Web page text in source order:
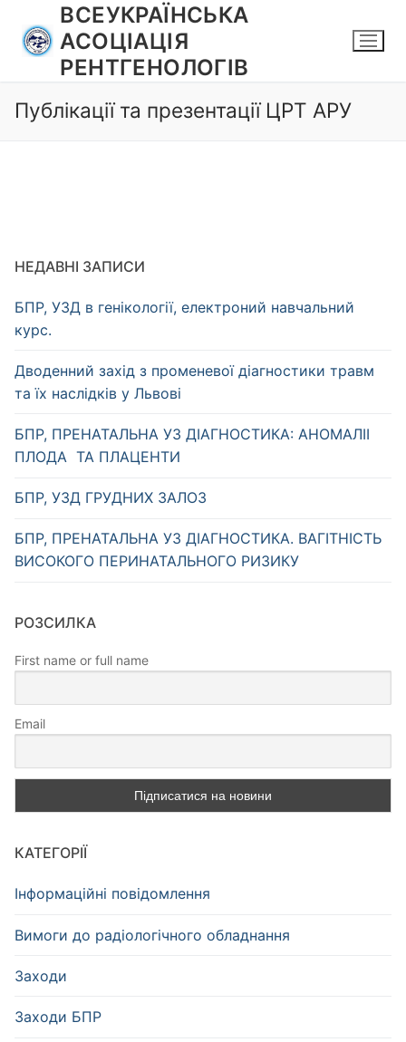
вмісту
ВСЕУКРАЇНСЬКА
АСОЦІАЦІЯ
РЕНТГЕНОЛОГІВ
Публікації та презентації ЦРТ АРУ
НЕДАВНІ ЗАПИСИ
БПР, УЗД в генікології, електроний навчальний
курс.
Дводенний захід з променевої діагностики травм
та їх наслідків у Львові
БПР, ПРЕНАТАЛЬНА УЗ ДІАГНОСТИКА: АНОМАЛІІ
ПЛОДА ТА ПЛАЦЕНТИ
БПР, УЗД ГРУДНИХ ЗАЛОЗ
БПР, ПРЕНАТАЛЬНА УЗ ДІАГНОСТИКА. ВАГІТНІСТЬ
ВИСОКОГО ПЕРИНАТАЛЬНОГО РИЗИКУ
РОЗСИЛКА
First name or full name
Email
КАТЕГОРІЇ
Інформаційні повідомлення
Вимоги до радіологічного обладнання
Заходи
Заходи БПР